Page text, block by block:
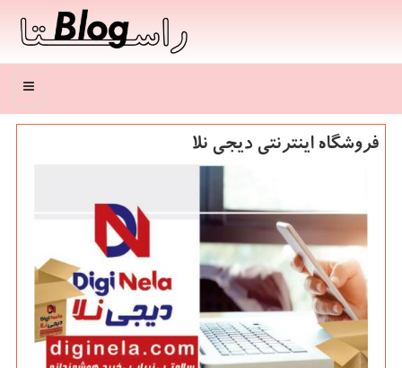
منو
فروشگاه اینترنتی دیجی نلا